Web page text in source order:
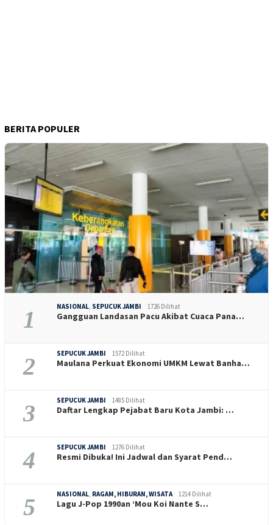
BERITA POPULER
1 NASIONAL, SEPUCUK JAMBI 1726 Dilihat
Gangguan Landasan Pacu Akibat Cuaca Pana…
2 SEPUCUK JAMBI 1572 Dilihat
Maulana Perkuat Ekonomi UMKM Lewat Banha…
3 SEPUCUK JAMBI 1485 Dilihat
Daftar Lengkap Pejabat Baru Kota Jambi: …
4 SEPUCUK JAMBI 1276 Dilihat
Resmi Dibuka! Ini Jadwal dan Syarat Pend…
5 NASIONAL, RAGAM, HIBURAN, WISATA 1214 Dilihat
Lagu J-Pop 1990an ‘Mou Koi Nante S…